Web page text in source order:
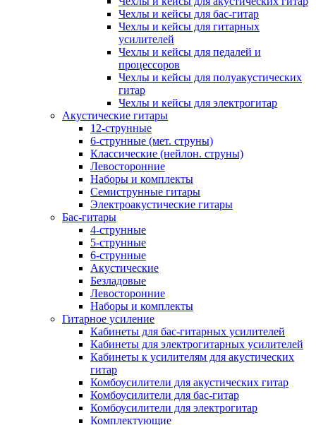
Чехлы и кейсы для бас-гитар
Чехлы и кейсы для гитарных
усилителей
Чехлы и кейсы для педалей и
процессоров
Чехлы и кейсы для полуакустических
гитар
Чехлы и кейсы для электрогитар
Акустические гитары
12-струнные
6-струнные (мет. струны)
Классические (нейлон. струны)
Левосторонние
Наборы и комплекты
Семиструнные гитары
Электроакустические гитары
Бас-гитары
4-струнные
5-струнные
6-струнные
Акустические
Безладовые
Левосторонние
Наборы и комплекты
Гитарное усиление
Кабинеты для бас-гитарных усилителей
Кабинеты для электрогитарных усилителей
Кабинеты к усилителям для акустических
гитар
Комбоусилители для акустических гитар
Комбоусилители для бас-гитар
Комбоусилители для электрогитар
Комплектующие